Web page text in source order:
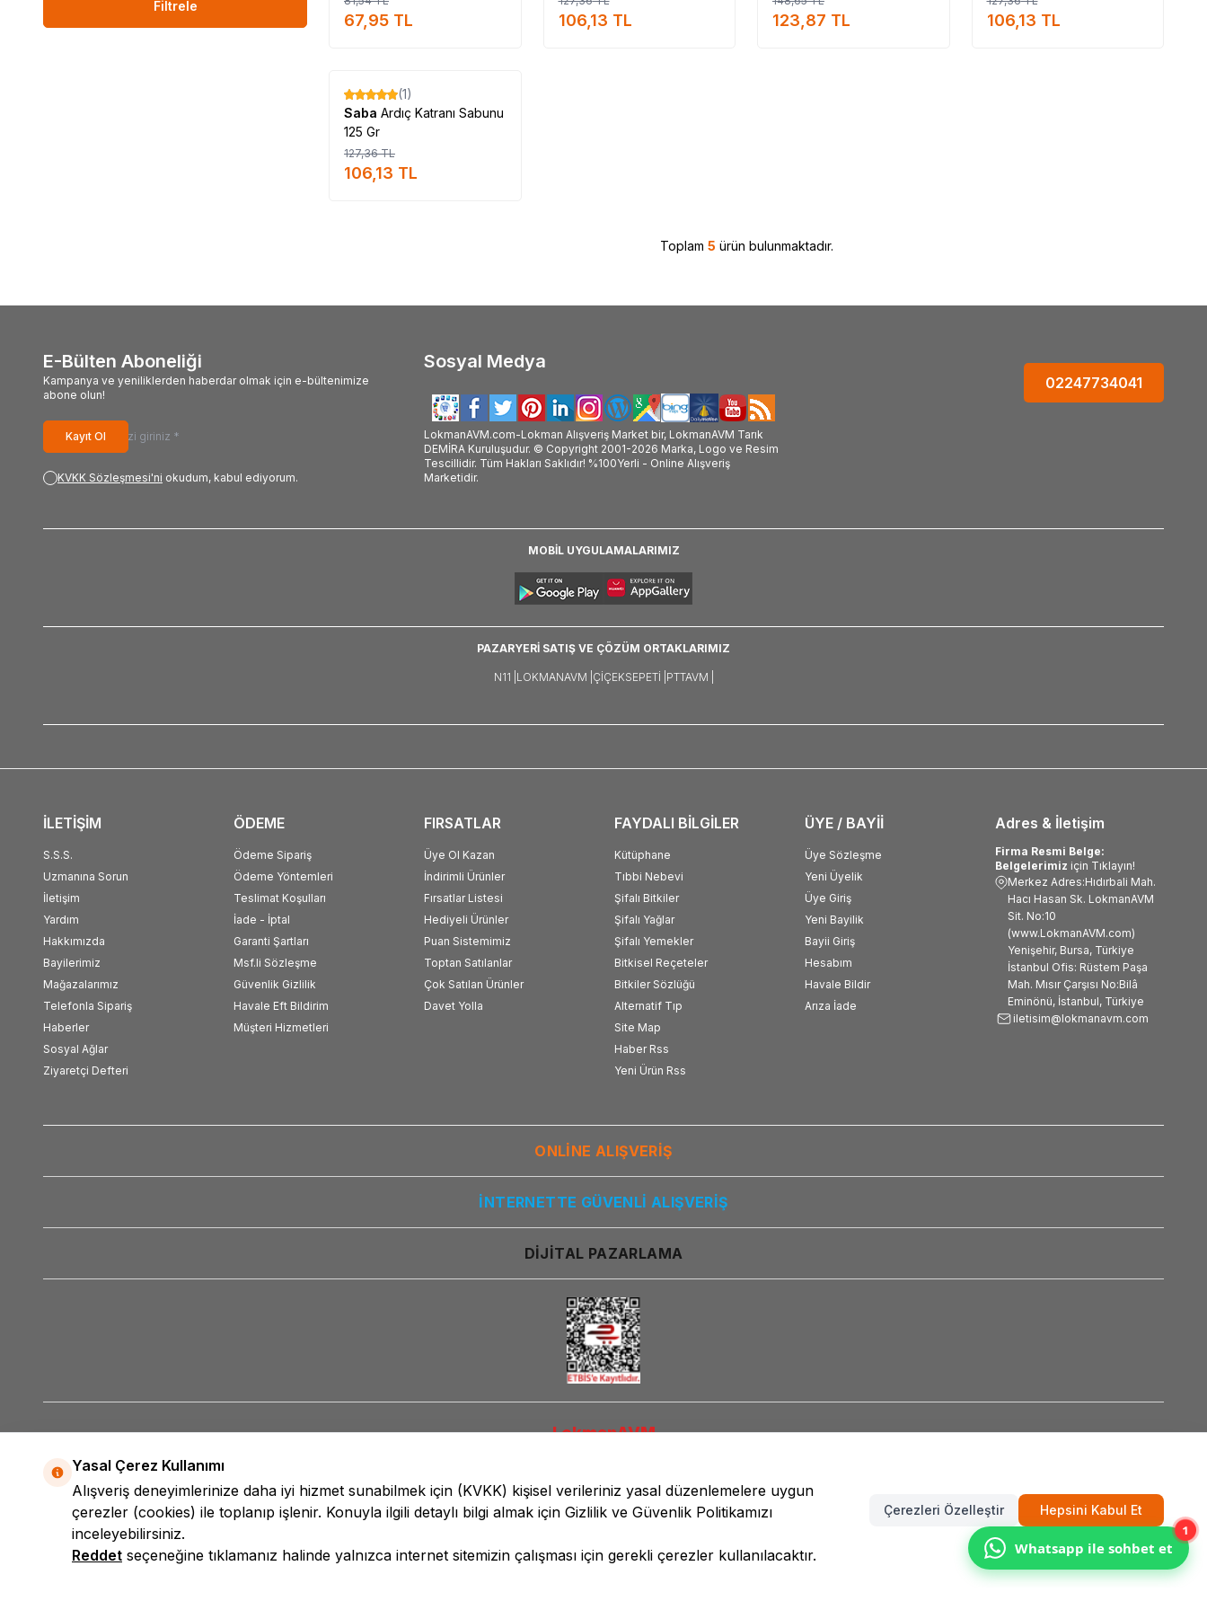
Whatsapp ile sohbet et
1
Filtrele #Saba_kullanımı #Saba_faydalı_mı #Saba_faydaları_ve_kullanımı
67,95 TL 106,13 TL 123,87 TL 106,13 TL
%17
(1)
Saba Ardıç Katranı Sabunu
125 Gr
127,36TL
106,13 TL
Toplam 5 ürün bulunmaktadır.
E-Bülten Aboneliği
Kampanya ve yeniliklerden haberdar olmak için e-bültenimize
abone olun!
Kayıt Ol
KVKK Sözleşmesi'ni okudum, kabul ediyorum.
Sosyal Medya
LokmanAVM.com-Lokman Alışveriş Market bir, LokmanAVM Tarık
DEMİRA Kuruluşudur. © Copyright 2001-2026 Marka, Logo ve Resim
Tescillidir. Tüm Hakları Saklıdır! %100Yerli - Online Alışveriş
Marketidir.
02247734041
MOBİL UYGULAMALARIMIZ
PAZARYERİ SATIŞ VE ÇÖZÜM ORTAKLARIMIZ
N11 | LOKMANAVM | ÇIÇEKSEPETI | PTTAVM |
Adres & İletişim
Firma Resmi Belge:
Belgelerimiz için Tıklayın!
Merkez Adres:Hıdırbali Mah.
Hacı Hasan Sk. LokmanAVM
Sit. No:10
(www.LokmanAVM.com)
Yenişehir, Bursa, Türkiye
İstanbul Ofis: Rüstem Paşa
Mah. Mısır Çarşısı No:Bilâ
Eminönü, İstanbul, Türkiye
iletisim@lokmanavm.com
İLETİŞİM
S.S.S.
Uzmanına Sorun
İletişim
Yardım
Hakkımızda
Bayilerimiz
Mağazalarımız
Telefonla Sipariş
Haberler
Sosyal Ağlar
Ziyaretçi Defteri
ÖDEME
Ödeme Sipariş
Ödeme Yöntemleri
Teslimat Koşulları
İade - İptal
Garanti Şartları
Msf.li Sözleşme
Güvenlik Gizlilik
Havale Eft Bildirim
Müşteri Hizmetleri
FIRSATLAR
Üye Ol Kazan
İndirimli Ürünler
Fırsatlar Listesi
Hediyeli Ürünler
Puan Sistemimiz
Toptan Satılanlar
Çok Satılan Ürünler
Davet Yolla
FAYDALI BİLGİLER
Kütüphane
Tıbbi Nebevi
Şifalı Bitkiler
Şifalı Yağlar
Şifalı Yemekler
Bitkisel Reçeteler
Bitkiler Sözlüğü
Alternatif Tıp
Site Map
Haber Rss
Yeni Ürün Rss
ÜYE / BAYİİ
Üye Sözleşme
Yeni Üyelik
Üye Giriş
Yeni Bayilik
Bayii Giriş
Hesabım
Havale Bildir
Arıza İade
ONLİNE ALIŞVERİŞ
İNTERNETTE GÜVENLİ ALIŞVERİŞ
DİJİTAL PAZARLAMA
LokmanAVM
Yasal Çerez Kullanımı
Alışveriş deneyimlerinize daha iyi hizmet sunabilmek için (KVKK) kişisel verileriniz yasal düzenlemelere uygun
çerezler (cookies) ile toplanıp işlenir. Konuyla ilgili detaylı bilgi almak için Gizlilik ve Güvenlik Politikamızı
inceleyebilirsiniz.
Reddet seçeneğine tıklamanız halinde yalnızca internet sitemizin çalışması için gerekli çerezler kullanılacaktır.
Çerezleri Özelleştir Hepsini Kabul Et